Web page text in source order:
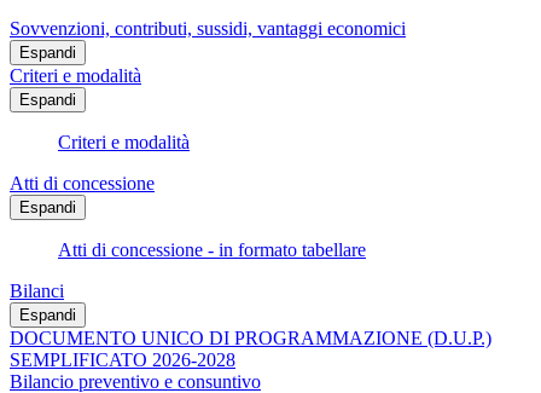
Sovvenzioni, contributi, sussidi, vantaggi economici
Espandi
Criteri e modalità
Espandi
Criteri e modalità
Atti di concessione
Espandi
Atti di concessione - in formato tabellare
Bilanci
Espandi
DOCUMENTO UNICO DI PROGRAMMAZIONE (D.U.P.)
SEMPLIFICATO 2026-2028
Bilancio preventivo e consuntivo